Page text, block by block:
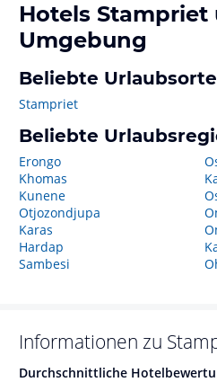
Hotels Stampriet
Umgebung
Beliebte Urlaubsorte
Stampriet
Beliebte
Erongo
Khomas
Kunene
Otjozondjupa
Karas
Hardap
Sambesi
Informationen zu
Durchschnittliche